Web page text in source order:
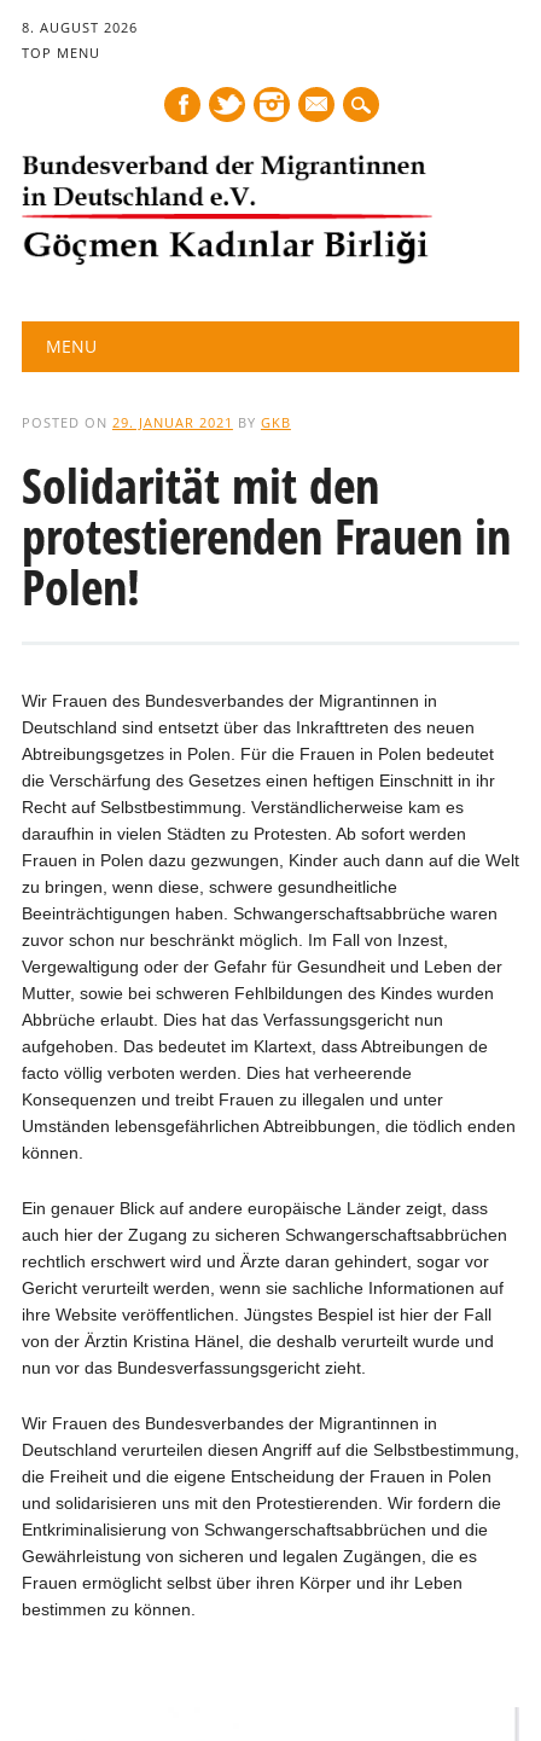
8. AUGUST 2026
TOP MENU
mail
Main menu
MENU
POSTED ON 29. JANUAR 2021 BY GKB
Solidarität mit den
protestierenden Frauen in
Polen!
Wir Frauen des Bundesverbandes der Migrantinnen in
Deutschland sind entsetzt über das Inkrafttreten des neuen
Abtreibungsgetzes in Polen. Für die Frauen in Polen bedeutet
die Verschärfung des Gesetzes einen heftigen Einschnitt in ihr
Recht auf Selbstbestimmung. Verständlicherweise kam es
daraufhin in vielen Städten zu Protesten. Ab sofort werden
Frauen in Polen dazu gezwungen, Kinder auch dann auf die Welt
zu bringen, wenn diese, schwere gesundheitliche
Beeinträchtigungen haben. Schwangerschaftsabbrüche waren
zuvor schon nur beschränkt möglich. Im Fall von Inzest,
Vergewaltigung oder der Gefahr für Gesundheit und Leben der
Mutter, sowie bei schweren Fehlbildungen des Kindes wurden
Abbrüche erlaubt. Dies hat das Verfassungsgericht nun
aufgehoben. Das bedeutet im Klartext, dass Abtreibungen de
facto völlig verboten werden. Dies hat verheerende
Konsequenzen und treibt Frauen zu illegalen und unter
Umständen lebensgefährlichen Abtreibbungen, die tödlich enden
können.
Ein genauer Blick auf andere europäische Länder zeigt, dass
auch hier der Zugang zu sicheren Schwangerschaftsabbrüchen
rechtlich erschwert wird und Ärzte daran gehindert, sogar vor
Gericht verurteilt werden, wenn sie sachliche Informationen auf
ihre Website veröffentlichen. Jüngstes Bespiel ist hier der Fall
von der Ärztin Kristina Hänel, die deshalb verurteilt wurde und
nun vor das Bundesverfassungsgericht zieht.
Wir Frauen des Bundesverbandes der Migrantinnen in
Deutschland verurteilen diesen Angriff auf die Selbstbestimmung,
die Freiheit und die eigene Entscheidung der Frauen in Polen
und solidarisieren uns mit den Protestierenden. Wir fordern die
Entkriminalisierung von Schwangerschaftsabbrüchen und die
Gewährleistung von sicheren und legalen Zugängen, die es
Frauen ermöglicht selbst über ihren Körper und ihr Leben
bestimmen zu können.